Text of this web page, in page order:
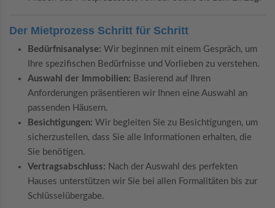
Der Mietprozess Schritt für Schritt
Bedürfnisanalyse: Wir beginnen mit einem Gespräch, um
Ihre spezifischen Bedürfnisse und Vorlieben zu verstehen.
Auswahl der Immobilien: Basierend auf Ihren
Anforderungen präsentieren wir Ihnen eine Auswahl an
passenden Häusern.
Besichtigungen: Wir begleiten Sie zu Besichtigungen, um
sicherzustellen, dass Sie alle Informationen erhalten, die
Sie benötigen.
Vertragsabschluss: Nach der Auswahl des perfekten
Hauses unterstützen wir Sie bei allen Formalitäten bis zur
Schlüsselübergabe.